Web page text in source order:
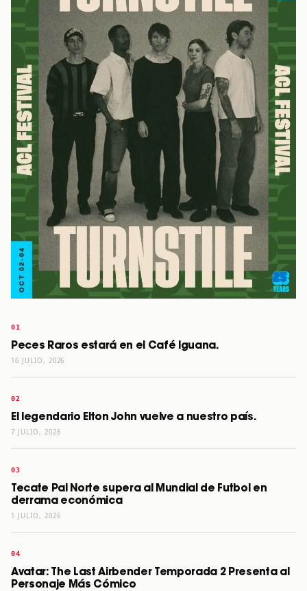
Peces Raros estará en el Café Iguana.
16 JULIO, 2026
El legendario Elton John vuelve a nuestro país.
7 JULIO, 2026
Tecate Pal Norte supera al Mundial de Futbol en
derrama económica
1 JULIO, 2026
Avatar: The Last Airbender Temporada 2 Presenta al
Personaje Más Cómico